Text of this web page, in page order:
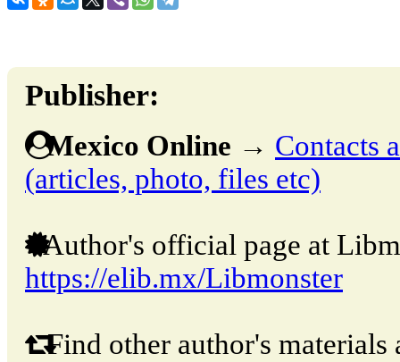
Publisher:
Mexico Online → Contacts
(articles, photo, files etc)
Author's official page at
https://elib.mx/Libmonster
Find other author's materials